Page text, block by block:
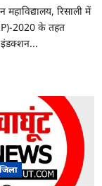
रिसाली में
2020 के तहत
इंडक्शन...